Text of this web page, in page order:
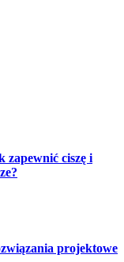
zapewnić ciszę i
projektowe